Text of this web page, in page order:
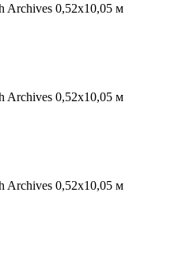
Archives 0,52x10,05 м
Archives 0,52x10,05 м
Archives 0,52x10,05 м